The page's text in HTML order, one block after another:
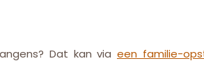
Dat kan via een familie-